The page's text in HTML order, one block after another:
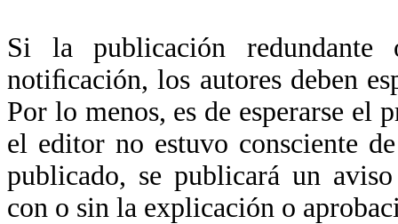
Si la publicación
notiﬁcación, los autores deben
Por lo menos, es de esperarse el
el editor no estuvo consciente
publicado, se publicará un
con o sin la explicación o